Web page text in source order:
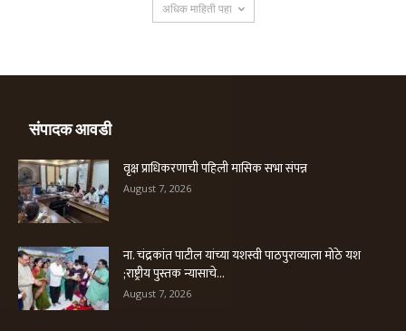
अधिक माहिती पहा
संपादक आवडी
वृक्ष प्राधिकरणाची पहिली मासिक सभा संपन्न
August 7, 2026
ना. चंद्रकांत पाटील यांच्या यशस्वी पाठपुराव्याला मोठे यश
;राष्ट्रीय पुस्तक न्यासाचे...
August 7, 2026